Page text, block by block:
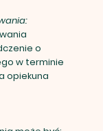
o
w terminie
opiekuna